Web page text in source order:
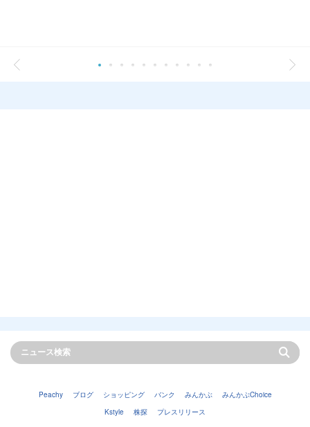
Peachy ブログ ショッピング バンク みんかぶ
みんかぶChoice
Kstyle
株探 プレスリリース